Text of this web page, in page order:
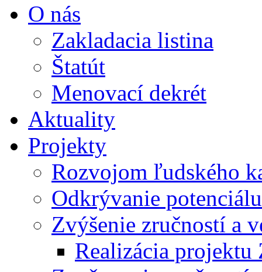
O nás
Zakladacia listina
Štatút
Menovací dekrét
Aktuality
Projekty
Rozvojom ľudského
Odkrývanie
Zvýšenie zručností a
Realizácia projektu